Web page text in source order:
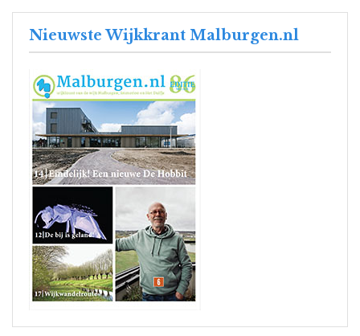
Nieuwste Wijkkrant Malburgen.nl